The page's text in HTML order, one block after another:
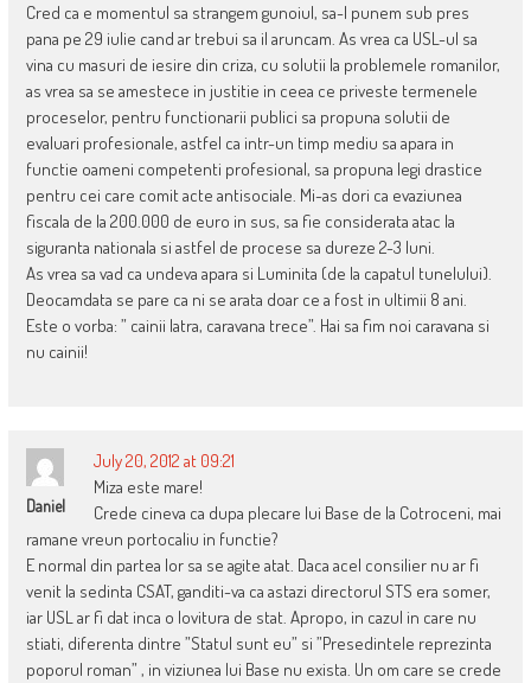
Cred ca e momentul sa strangem gunoiul, sa-l punem sub pres
pana pe 29 iulie cand ar trebui sa il aruncam. As vrea ca USL-ul sa
vina cu masuri de iesire din criza, cu solutii la problemele romanilor,
as vrea sa se amestece in justitie in ceea ce priveste termenele
proceselor, pentru functionarii publici sa propuna solutii de
evaluari profesionale, astfel ca intr-un timp mediu sa apara in
functie oameni competenti profesional, sa propuna legi drastice
pentru cei care comit acte antisociale. Mi-as dori ca evaziunea
fiscala de la 200.000 de euro in sus, sa fie considerata atac la
siguranta nationala si astfel de procese sa dureze 2-3 luni.
As vrea sa vad ca undeva apara si Luminita (de la capatul tunelului).
Deocamdata se pare ca ni se arata doar ce a fost in ultimii 8 ani.
Este o vorba: ” cainii latra, caravana trece”. Hai sa fim noi caravana si
nu cainii!
Daniel
July 20, 2012 at 09:21
Miza este mare!
Crede cineva ca dupa plecare lui Base de la Cotroceni, mai
ramane vreun portocaliu in functie?
E normal din partea lor sa se agite atat. Daca acel consilier nu ar fi
venit la sedinta CSAT, ganditi-va ca astazi directorul STS era somer,
iar USL ar fi dat inca o lovitura de stat. Apropo, in cazul in care nu
stiati, diferenta dintre ”Statul sunt eu” si ”Presedintele reprezinta
poporul roman” , in viziunea lui Base nu exista. Un om care se crede